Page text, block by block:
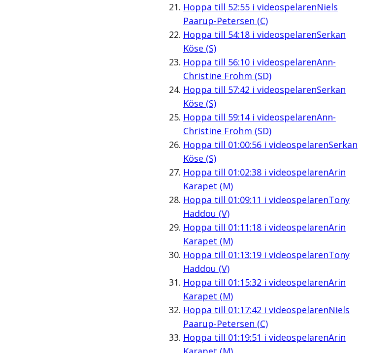
Hoppa till 52:55i videospelarenNiels
Paarup-Petersen (C)
Hoppa till 54:18i videospelarenSerkan
Köse (S)
Hoppa till 56:10i videospelarenAnn-
Christine Frohm (SD)
Hoppa till 57:42 i videospelarenSerkan
Köse (S)
Hoppa till 59:14i videospelarenAnn-
Christine Frohm (SD)
Hoppa till 01:00:56i videospelarenSerkan
Köse (S)
Hoppa till 01:02:38i videospelarenArin
Karapet (M)
Hoppa till 01:09:11 i videospelarenTony
Haddou (V)
Hoppa till 01:11:18i videospelarenArin
Karapet (M)
Hoppa till 01:13:19i videospelarenTony
Haddou (V)
Hoppa till 01:15:32 i videospelarenArin
Karapet (M)
Hoppa till 01:17:42 i videospelarenNiels
Paarup-Petersen (C)
Hoppa till 01:19:51 i videospelarenArin